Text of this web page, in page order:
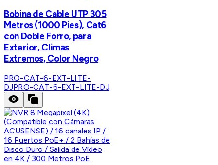
Bobina de Cable UTP 305
Metros (1000 Pies), Cat6
con Doble Forro, para
Exterior, Climas
Extremos, Color Negro
PRO-CAT-6-EXT-LITE-
DJPRO-CAT-6-EXT-LITE-DJ